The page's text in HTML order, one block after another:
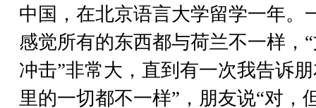
中国，在北京语言大学留学一年。
感觉所有的东西都与荷兰不一样，
冲击”非常大，直到有一次我告诉
里的一切都不一样”，朋友说“对，